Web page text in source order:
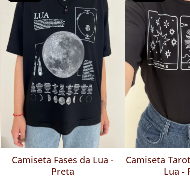
Camiseta Fases da Lua -
Preta
Camiseta
Lua -